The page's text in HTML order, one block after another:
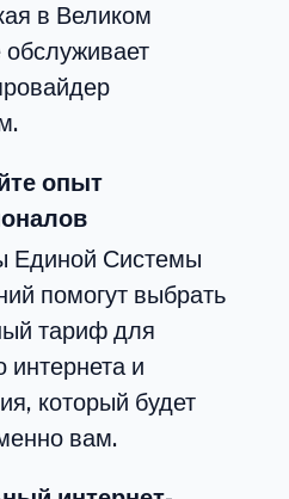
в Великом
опыт
Единой Системы
помогут выбрать
тариф для
и
который будет
вам.